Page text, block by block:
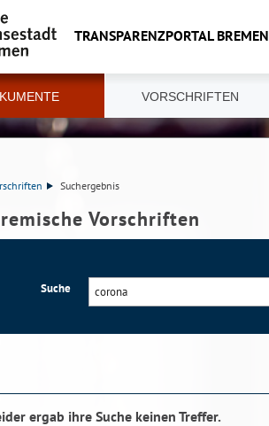
TRANSPARENZPORTAL BREMEN
VORSCHRIFTEN
Suchergebnis
Vorschriften
Suche
ergab ihre Suche keinen Treffer.